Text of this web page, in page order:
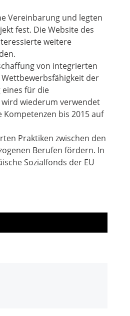
Vereinbarung und legten
fest. Die Website des
weitere
von integrierten
der
für die
wiederum verwendet
bis 2015 auf
Praktiken zwischen den
Berufen fördern. In
Sozialfonds der EU